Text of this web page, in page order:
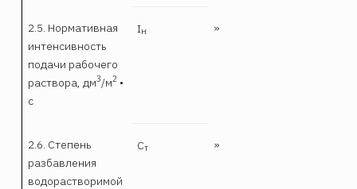
2.5. Нормативная
интенсивность
подачи рабочего
раствора, дм3/м2•
с
Iн »
2.6. Степень
разбавления
водорастворимой
Ст »